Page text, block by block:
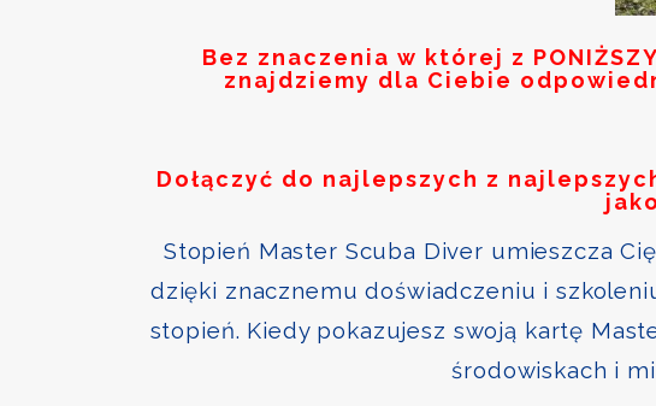
Bez znaczenia w której z
znajdziemy dla Ciebie
Dołączyć do najlepszych z
Stopień Master Scuba Diver umieszcza
dzięki znacznemu doświadczeniu i
stopień. Kiedy pokazujesz swoją kartę
środowiskach i